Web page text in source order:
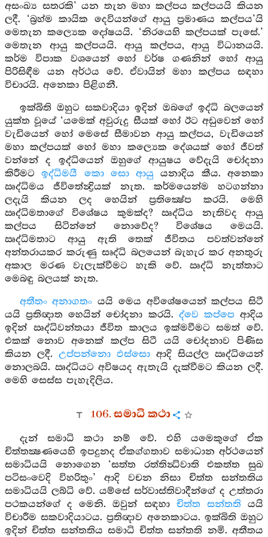
අසංඛ්‍ය සතරකි’ යන තැන මහා කල්පය කල්පයයි කියන
ලදී. ‘බ්‍රහ්ම කායික දෙවියන්ගේ ආයු ප්‍රමාණය කල්පය’යි
මෙතැන කල්‍යෙක දෝෂයයි. ‘නිරයෙහි කල්පයක් පැසේ.’
මෙතැන ආයු කල්පයයි. ආයු කල්පය, ආයු විධානයයි.
කර්ම විපාක වශයෙන් හෝ වර්ෂ ගණනින් හෝ ආයු
පිරිසිඳීම යන අර්ථය වේ. ඒවායින් මහා කල්පය සඳහා
විචාරයි. අනෙකා පිළිගනී.
ඉක්බිති ඔහුට සකවාදියා ඉදින් ඔබගේ ඉද්ධි බලයෙන්
යුක්ත වූයේ ‘යමෙක් අවුරුදු සීයක් හෝ ඊට අඩුවෙන් හෝ
වැඩියෙන් හෝ මෙසේ සීමාවන ආයු කල්පය, වැඩියෙන්
මහා කල්පයක් හෝ මහා කල්‍යෙක දේශයක් හෝ ජීවත්
වන්නේ ද ඉද්ධියෙන් ඔහුගේ ආයුෂය වේදැයි චෝදනා
කිරීමටඉද්ධිමයී කො සො ආයු යනාදිය කීය. අනෙකා
ඍද්ධිමය ජීවිතේන්‍ද්‍රියක් නැත. කර්මයෙන්ම හටගන්නා
ලදැයි කියන ලද හෙයින් ප්‍රතික්‍ෂේප කරයි. මෙහි
ඍද්ධිමතාගේ විශේෂය කුමක්ද? ඍද්ධිය නැතිවද ආයු
කල්පය සිටින්නේ නොවේද? විශේෂය මෙයයි.
ඍද්ධිමතාට ආයු ඇති තෙක් ජීවිතය පවත්වන්නේ
අන්තරායකර කරුණු සෘද්ධි බලයෙන් බැහැර කර අනතුරු
අකාල මරණ වැලැක්වීමට හැකි වේ. ඍද්ධි නැත්තාට
මෙබඳු බලයක් නැත.
අතීතං අනාගතං යයි මෙය අවිශේෂයෙන් කල්පය සිටී
යයි ප්‍රතිඥාත හෙයින් චෝදනා කරයි. ද්වෙ කප්පෙආදිය
ඉදින් ඍද්ධිවන්තයා ජීවිත කාලය ඉක්මවීමට සමත් වේ.
එකක් නොව අනෙක් කල්ප සිටී යයි චෝදනාව පිණිස
කියන ලදී. උප්පන්නො ඵස්සො ආදි සියල්ල ඍද්ධියෙන්
නොලබයි. ඍද්ධියට අවිෂයද ඇතැයි දැක්වීමට කියන ලදී.
මෙහි සෙස්ස පැහැදිලිය.
106. සමාධි කථා
දැන් සමාධි කථා නම් වේ. එහි යමෙකුගේ ඒක
චිත්තක්‍ෂණයෙහි ඉපදුනද ඒකග්ගතාව සමාධාන අර්ථයෙන්
සමාධියයි නොගෙන ‘සත්ත රත්තින්‍ධිවාති එකත්ත සුඛ
පටිසංවෙදි විහරිතුං’ ආදි වචන නිසා චිත්ත සන්තතිය
සමාධියයි ලබ්ධි වේ. යම්සේ සර්වාස්තිවාදීන්ගේ ද උත්තරා
පථකයන්ගේ ද මෙනි. ඔවුන් සඳහා චිත්ත සන්තති යයි
විචාරීම සකවාදියාටය. ප්‍රතිඥාව අනෙකාටය. ඉක්බිති ඔහුට
ඉදින් චිත්ත සන්තතිය සමාධි චිත්ත සන්තති නමි. අතීතය